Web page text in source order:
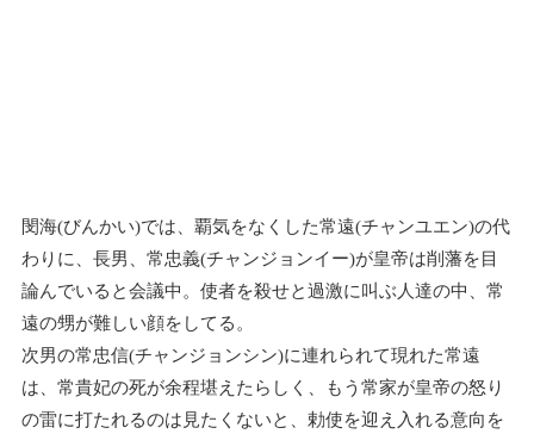
閔海(びんかい)では、覇気をなくした常遠(チャンユエン)の代
わりに、長男、常忠義(チャンジョンイー)が皇帝は削藩を目
論んでいると会議中。使者を殺せと過激に叫ぶ人達の中、常
遠の甥が難しい顔をしてる。
次男の常忠信(チャンジョンシン)に連れられて現れた常遠
は、常貴妃の死が余程堪えたらしく、もう常家が皇帝の怒り
の雷に打たれるのは見たくないと、勅使を迎え入れる意向を